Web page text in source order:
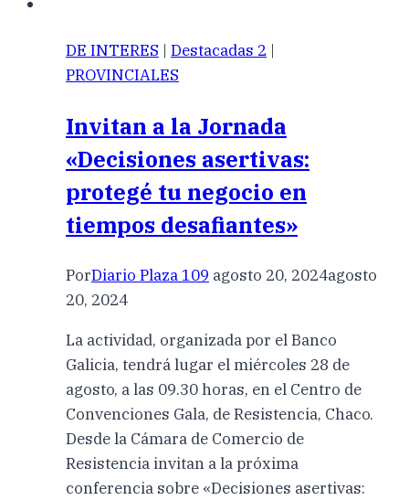
DE INTERES | Destacadas 2 |
PROVINCIALES
Invitan a la Jornada
«Decisiones asertivas:
protegé tu negocio en
tiempos desafiantes»
PorDiario Plaza 109 agosto 20, 2024agosto
20, 2024
La actividad, organizada por el Banco
Galicia, tendrá lugar el miércoles 28 de
agosto, a las 09.30 horas, en el Centro de
Convenciones Gala, de Resistencia, Chaco.
Desde la Cámara de Comercio de
Resistencia invitan a la próxima
conferencia sobre «Decisiones asertivas: